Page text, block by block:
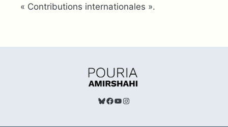
« Contributions internationales ».
Bluesky
Facebook
TouTube
Instagram